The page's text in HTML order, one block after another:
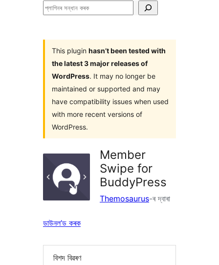
প্লাগিনৰ
This plugin hasn’t been tested with
the latest 3 major releases of
WordPress. It may no longer be
maintained or supported and may
have compatibility issues when used
with more recent versions of
WordPress.
Member
Swipe for
BuddyPress
Themosaurus-ৰ দ্বাৰা
ডাউনল’ড কৰক
বিশদ বিৱৰণ